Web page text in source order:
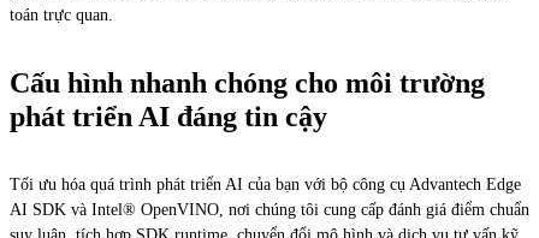
toán trực quan.
Cấu hình nhanh chóng cho môi trường
phát triển AI đáng tin cậy
Tối ưu hóa quá trình phát triển AI của bạn với bộ công cụ Advantech Edge
AI SDK và Intel® OpenVINO, nơi chúng tôi cung cấp đánh giá điểm chuẩn